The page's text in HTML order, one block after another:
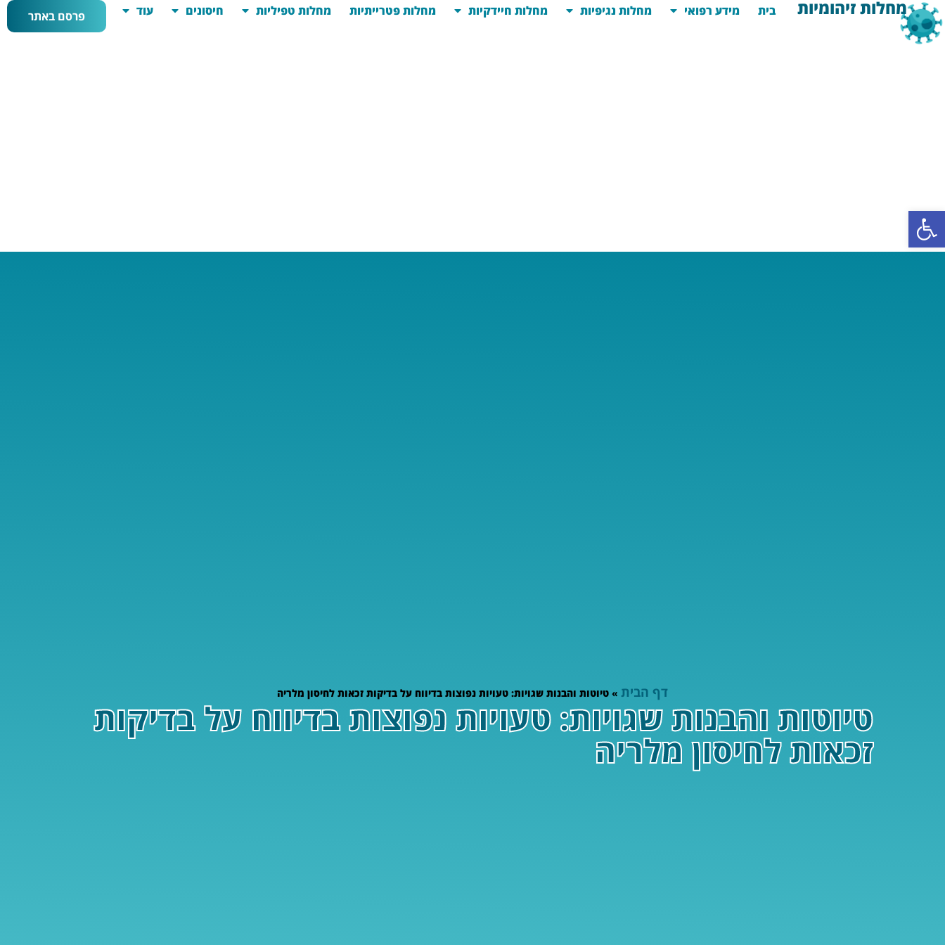
פתח סרגל נגישות
מחלות זיהומיות בית מידע רפואי מחלות נגיפיות מחלות חיידקיות מחלות פטרייתיות מחלות טפיליות חיסונים עוד פרסם באתר
דף הבית » טיוטות והבנות שגויות: טעויות נפוצות בדיווח על בדיקות זכאות לחיסון מלריה
טיוטות והבנות שגויות: טעויות נפוצות בדיווח על בדיקות
זכאות לחיסון מלריה